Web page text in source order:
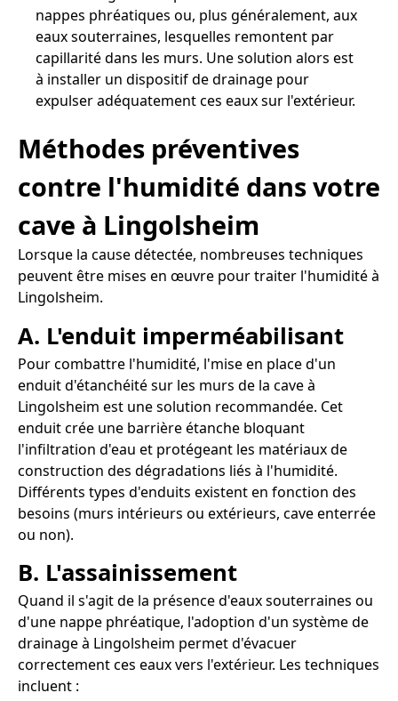
nappes phréatiques ou, plus généralement, aux
eaux souterraines, lesquelles remontent par
capillarité dans les murs. Une solution alors est
à installer un dispositif de drainage pour
expulser adéquatement ces eaux sur l'extérieur.
Méthodes préventives
contre l'humidité dans votre
cave à Lingolsheim
Lorsque la cause détectée, nombreuses techniques
peuvent être mises en œuvre pour traiter l'humidité à
Lingolsheim.
A. L'enduit imperméabilisant
Pour combattre l'humidité, l'mise en place d'un
enduit d'étanchéité sur les murs de la cave à
Lingolsheim est une solution recommandée. Cet
enduit crée une barrière étanche bloquant
l'infiltration d'eau et protégeant les matériaux de
construction des dégradations liés à l'humidité.
Différents types d'enduits existent en fonction des
besoins (murs intérieurs ou extérieurs, cave enterrée
ou non).
B. L'assainissement
Quand il s'agit de la présence d'eaux souterraines ou
d'une nappe phréatique, l'adoption d'un système de
drainage à Lingolsheim permet d'évacuer
correctement ces eaux vers l'extérieur. Les techniques
incluent :